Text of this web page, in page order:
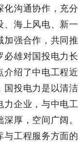
化沟通协作，充分
、海上风电、新一
加强合作，共同推
必雄对国投电力长
介绍了中电工程近
国投电力是以清洁
力企业，与中电工
厚，空间广阔。
与工程服务方面的